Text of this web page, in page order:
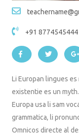
+91 8774545444
Li Europan lingues
existentie es un
Europa usa li sam
grammatica, li
Omnicos directe al